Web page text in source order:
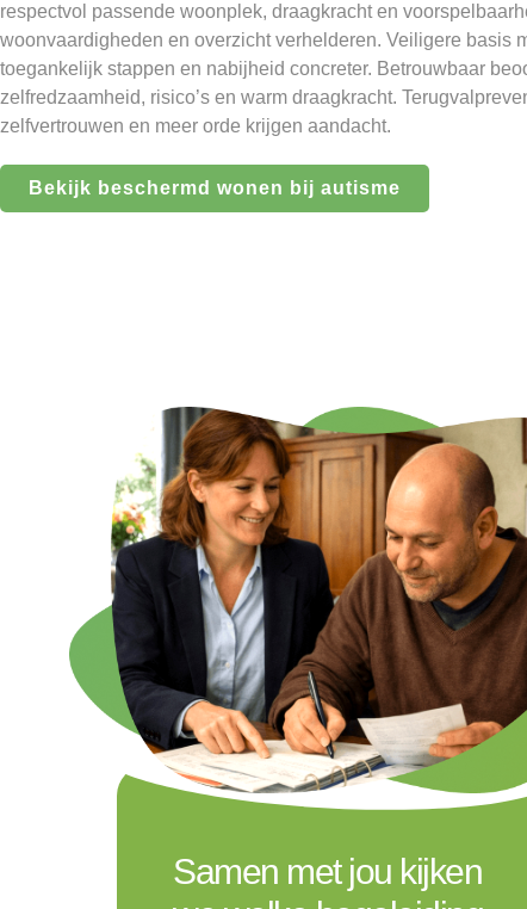
respectvol passende woonplek, draagkracht en
woonvaardigheden en overzicht verhelderen. Veiligere basis
toegankelijk stappen en nabijheid concreter. Betrouwbaar
zelfredzaamheid, risico’s en warm draagkracht.
zelfvertrouwen en meer orde krijgen aandacht.
Bekijk beschermd wonen bij autisme
Samen met jou kijken